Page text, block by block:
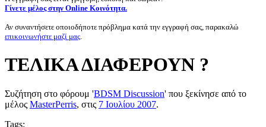
Γίνετε μέλος στην Online Κοινότητα.
Αν συναντήσετε οποιοδήποτε πρόβλημα κατά την εγγραφή σας, παρακαλώ
επικοινωνήστε μαζί μας.
ΤΕΛΙΚΑ ΔΙΑΦΕΡΟΥΝ ?
Συζήτηση στο φόρουμ 'BDSM Discussion' που ξεκίνησε από το
μέλος MasterPerris, στις 7 Ιουλίου 2007.
Tags: